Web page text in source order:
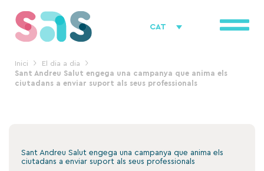
contingut
CAT
Inici
El dia a dia
Sant Andreu Salut engega una campanya que anima els
ciutadans a enviar suport als seus professionals
Sant Andreu Salut engega una campanya que anima els
ciutadans a enviar suport als seus professionals